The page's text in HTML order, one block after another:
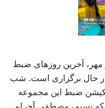
مهر، آخرین روزهای ضبط
در حال برگزاری است. شب
لوکیشن ضبط این مجموعه
نسیم، مصطفی آجرلو